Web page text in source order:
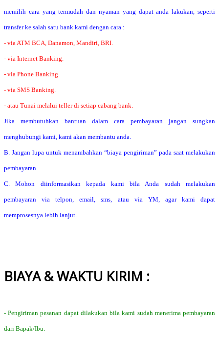
memilih cara yang termudah dan nyaman yang dapat anda lakukan, seperti
transfer ke salah satu bank kami dengan cara :
- via ATM BCA, Danamon, Mandiri, BRI.
- via Internet Banking.
- via Phone Banking.
- via SMS Banking.
- atau Tunai melalui teller di setiap cabang bank.
Jika membutuhkan bantuan dalam cara pembayaran jangan sungkan
menghubungi kami, kami akan membantu anda.
B. Jangan lupa untuk menambahkan “biaya pengiriman” pada saat melakukan
pembayaran.
C. Mohon diinformasikan kepada kami bila Anda sudah melakukan
pembayaran via telpon, email, sms, atau via YM, agar kami dapat
memprosesnya lebih lanjut.
BIAYA & WAKTU KIRIM :
- Pengiriman pesanan dapat dilakukan bila kami sudah menerima pembayaran
dari Bapak/Ibu.